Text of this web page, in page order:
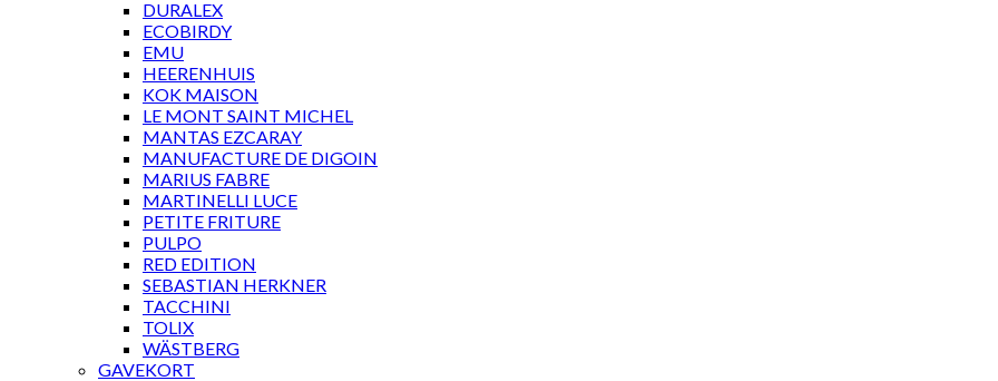
DURALEX
ECOBIRDY
EMU
HEERENHUIS
KOK MAISON
LE MONT SAINT MICHEL
MANTAS EZCARAY
MANUFACTURE DE DIGOIN
MARIUS FABRE
MARTINELLI LUCE
PETITE FRITURE
PULPO
RED EDITION
SEBASTIAN HERKNER
TACCHINI
TOLIX
WÄSTBERG
GAVEKORT